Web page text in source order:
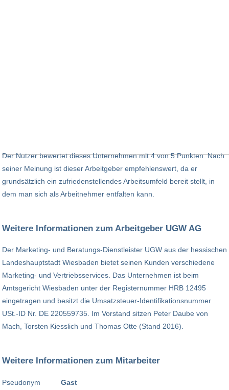
Der Nutzer bewertet dieses Unternehmen mit 4 von 5 Punkten. Nach
seiner Meinung ist dieser Arbeitgeber empfehlenswert, da er
grundsätzlich ein zufriedenstellendes Arbeitsumfeld bereit stellt, in
dem man sich als Arbeitnehmer entfalten kann.
Weitere Informationen zum Arbeitgeber UGW AG
Der Marketing- und Beratungs-Dienstleister UGW aus der hessischen
Landeshauptstadt Wiesbaden bietet seinen Kunden verschiedene
Marketing- und Vertriebsservices. Das Unternehmen ist beim
Amtsgericht Wiesbaden unter der Registernummer HRB 12495
eingetragen und besitzt die Umsatzsteuer-Identifikationsnummer
USt.-ID Nr. DE 220559735. Im Vorstand sitzen Peter Daube von
Mach, Torsten Kiesslich und Thomas Otte (Stand 2016).
Weitere Informationen zum Mitarbeiter
Pseudonym
Gast